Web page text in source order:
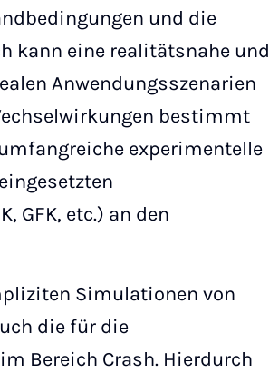
und die
kann eine realitätsnahe und
Anwendungsszenarien
bestimmt
experimentelle
GFK, etc.) an den
Simulationen von
die für die
Bereich Crash. Hierdurch